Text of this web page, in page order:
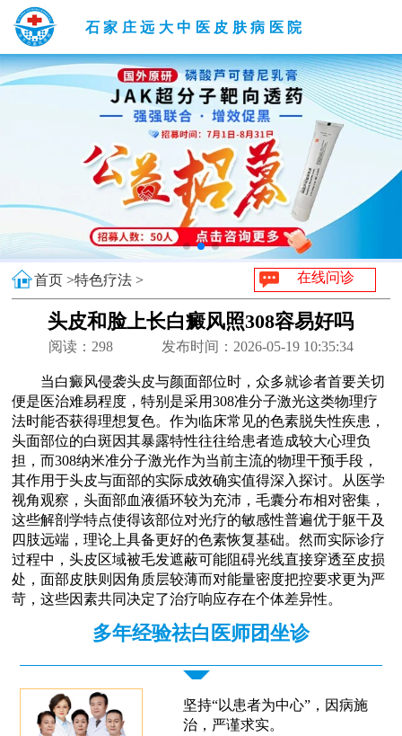
石家庄远大中医皮肤病医院
首页 >特色疗法 > 在线问诊
头皮和脸上长白癜风照308容易好吗
阅读： 298 发布时间：2026-05-19 10:35:34
当白癜风侵袭头皮与颜面部位时，众多就诊者首要关切
便是医治难易程度，特别是采用308准分子激光这类物理疗
法时能否获得理想复色。作为临床常见的色素脱失性疾患，
头面部位的白斑因其暴露特性往往给患者造成较大心理负
担，而308纳米准分子激光作为当前主流的物理干预手段，
其作用于头皮与面部的实际成效确实值得深入探讨。从医学
视角观察，头面部血液循环较为充沛，毛囊分布相对密集，
这些解剖学特点使得该部位对光疗的敏感性普遍优于躯干及
四肢远端，理论上具备更好的色素恢复基础。然而实际诊疗
过程中，头皮区域被毛发遮蔽可能阻碍光线直接穿透至皮损
处，面部皮肤则因角质层较薄而对能量密度把控要求更为严
苛，这些因素共同决定了治疗响应存在个体差异性。
多年经验祛白医师团坐诊
坚持“以患者为中心”，因病施
治，严谨求实。